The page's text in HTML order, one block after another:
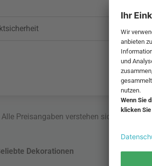
Alle Preisangaben verstehen sich inklusive
Dekorationen